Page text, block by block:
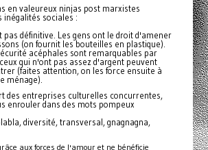
en valeureux ninjas post marxistes
inégalités sociales :
pas définitive. Les gens ont le droit d'amener
(on fournit les bouteilles en plastique).
acéphales sont remarquables par
qui n'ont pas assez d'argent peuvent
(faites attention, on les force ensuite à
ménage).
des entreprises culturelles concurrentes,
enrouler dans des mots pompeux
diversité, transversal, gnagnagna,
aux forces de l'amour et ne bénéficie